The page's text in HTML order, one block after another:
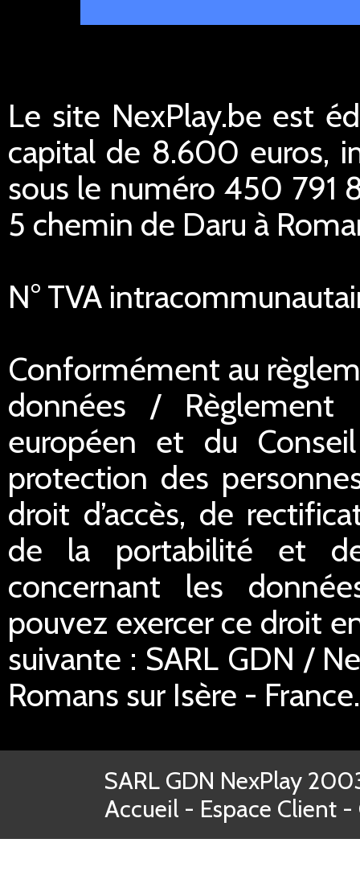
Le site NexPlay.be est
capital de 8.600 euros,
sous le numéro 450 791
5 chemin de Daru à
N° TVA
Conformément au
données / Règlement
européen et du
protection des
droit d’accès, de
de la portabilité et
concernant les
pouvez exercer ce droit
suivante : SARL GDN /
Romans sur Isère - France.
SARL GDN NexPlay
Accueil - Espace Client -